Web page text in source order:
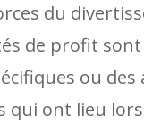
du
de profit sont
ou des
qui ont lieu